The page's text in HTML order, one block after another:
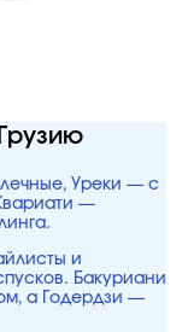
Уреки — с
—
и
Бакуриани
а Годердзи —